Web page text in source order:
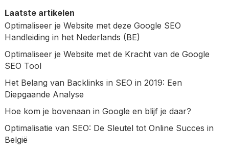
Laatste artikelen
Optimaliseer je Website met deze Google SEO
Handleiding in het Nederlands (BE)
Optimaliseer je Website met de Kracht van de Google
SEO Tool
Het Belang van Backlinks in SEO in 2019: Een
Diepgaande Analyse
Hoe kom je bovenaan in Google en blijf je daar?
Optimalisatie van SEO: De Sleutel tot Online Succes in
België